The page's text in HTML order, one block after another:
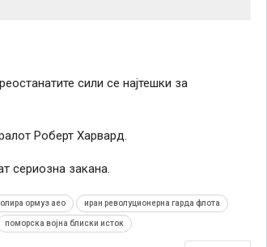
сили се најтешки за
Роберт Харвард.
сериозна закана.
ормуз aeo иран револуционерна гарда флота
поморска војна блиски исток